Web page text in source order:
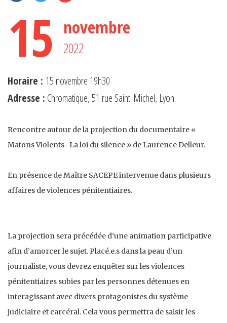
15 novembre
2022
Horaire : 15 novembre 19h30
Adresse : Chromatique, 51 rue Saint-Michel, Lyon.
Rencontre autour de la projection du documentaire «
Matons Violents- La loi du silence » de Laurence Delleur.
En présence de Maître SACEPE intervenue dans plusieurs
affaires de violences pénitentiaires.
La projection sera précédée d’une animation participative
afin d’amorcer le sujet. Placé.e.s dans la peau d’un
journaliste, vous devrez enquêter sur les violences
pénitentiaires subies par les personnes détenues en
interagissant avec divers protagonistes du système
judiciaire et carcéral. Cela vous permettra de saisir les